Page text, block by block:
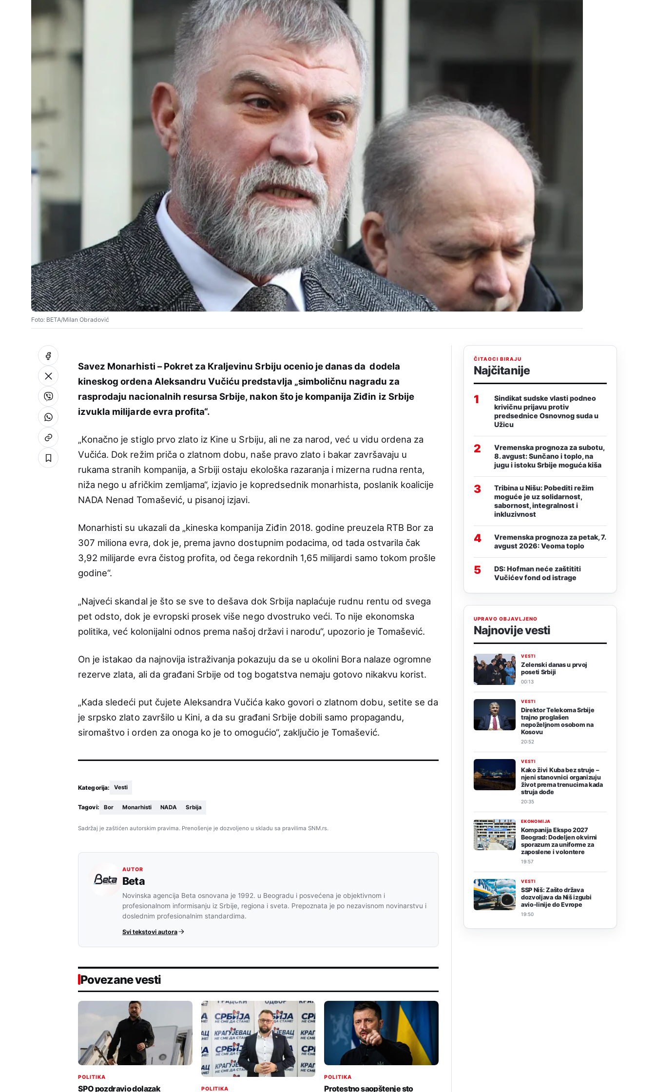
Foto: BETA/Milan Obradović
Savez Monarhisti – Pokret za Кraljevinu Srbiju ocenio je danas da dodela
kineskog ordena Aleksandru Vučiću predstavlja „simboličnu nagradu za
rasprodaju nacionalnih resursa Srbije, nakon što je kompanija Ziđin iz Srbije
izvukla milijarde evra profita“.
„Кonačno je stiglo prvo zlato iz Кine u Srbiju, ali ne za narod, već u vidu ordena za
Vučića. Dok režim priča o zlatnom dobu, naše pravo zlato i bakar završavaju u
rukama stranih kompanija, a Srbiji ostaju ekološka razaranja i mizerna rudna renta,
niža nego u afričkim zemljama“, izjavio je kopredsednik monarhista, poslanik koalicije
NADA Nenad Tomašević, u pisanoj izjavi.
Monarhisti su ukazali da „kineska kompanija Ziđin 2018. godine preuzela RTB Bor za
307 miliona evra, dok je, prema javno dostupnim podacima, od tada ostvarila čak
3,92 milijarde evra čistog profita, od čega rekordnih 1,65 milijardi samo tokom prošle
godine“.
„Najveći skandal je što se sve to dešava dok Srbija naplaćuje rudnu rentu od svega
pet odsto, dok je evropski prosek više nego dvostruko veći. To nije ekonomska
politika, već kolonijalni odnos prema našoj državi i narodu“, upozorio je Tomašević.
On je istakao da najnovija istraživanja pokazuju da se u okolini Bora nalaze ogromne
rezerve zlata, ali da građani Srbije od tog bogatstva nemaju gotovo nikakvu korist.
„Кada sledeći put čujete Aleksandra Vučića kako govori o zlatnom dobu, setite se da
je srpsko zlato završilo u Кini, a da su građani Srbije dobili samo propagandu,
siromaštvo i orden za onoga ko je to omogućio“, zaključio je Tomašević.
Kategorija: Vesti
Tagovi: Bor Monarhisti NADA Srbija
Sadržaj je zaštićen autorskim pravima. Prenošenje je dozvoljeno u skladu sa pravilima SNM.rs.
AUTOR
Beta
Novinska agencija Beta osnovana je 1992. u Beogradu i posvećena je objektivnom i
profesionalnom informisanju iz Srbije, regiona i sveta. Prepoznata je po nezavisnom novinarstvu i
doslednim profesionalnim standardima.
Svi tekstovi autora
Povezane vesti
POLITIKA
SPO pozdravio dolazak POLITIKA
POLITIKA
Protestno saopštenje sto
ČITAOCI BIRAJU
Najčitanije
1
Sindikat sudske vlasti podneo
krivičnu prijavu protiv
predsednice Osnovnog suda u
Užicu
2
Vremenska prognoza za subotu,
8. avgust: Sunčano i toplo, na
jugu i istoku Srbije moguća kiša
3
Tribina u Nišu: Pobediti režim
moguće je uz solidarnost,
sabornost, integralnost i
inkluzivnost
4
Vremenska prognoza za petak, 7.
avgust 2026: Veoma toplo
5
DS: Hofman neće zaštititi
Vučićev fond od istrage
UPRAVO OBJAVLJENO
Najnovije vesti
VESTI
Zelenski danas u prvoj
poseti Srbiji
00:13
VESTI
Direktor Telekoma Srbije
trajno proglašen
nepoželjnom osobom na
Kosovu
20:52
VESTI
Kako živi Kuba bez struje –
njeni stanovnici organizuju
život prema trenucima kada
struja dođe
20:35
EKONOMIJA
Kompanija Ekspo 2027
Beograd: Dodeljen okvirni
sporazum za uniforme za
zaposlene i volontere
19:57
VESTI
SSP Niš: Zašto država
dozvoljava da Niš izgubi
avio-linije do Evrope
19:50